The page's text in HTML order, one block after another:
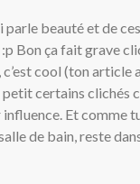
parle beauté et de
Bon ça fait grave
cool (ton article
certains clichés
Et comme
de bain, reste